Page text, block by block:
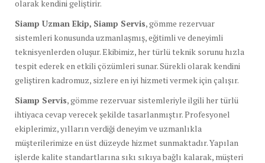
olarak kendini geliştirir.
Siamp Uzman Ekip, Siamp Servis, gömme rezervuar
sistemleri konusunda uzmanlaşmış, eğitimli ve deneyimli
teknisyenlerden oluşur. Ekibimiz, her türlü teknik sorunu hızla
tespit ederek en etkili çözümleri sunar. Sürekli olarak kendini
geliştiren kadromuz, sizlere en iyi hizmeti vermek için çalışır.
Siamp Servis, gömme rezervuar sistemleriyle ilgili her türlü
ihtiyaca cevap verecek şekilde tasarlanmıştır. Profesyonel
ekiplerimiz, yılların verdiği deneyim ve uzmanlıkla
müşterilerimize en üst düzeyde hizmet sunmaktadır. Yapılan
işlerde kalite standartlarına sıkı sıkıya bağlı kalarak, müşteri